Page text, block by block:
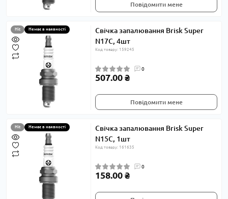
Повідомити мене
Hit Немає в наявності
Свічка запалювання Brisk Super
N17C, 4шт
Код товару: 159245
0
507.00 ₴
Повідомити мене
Hit Немає в наявності
Свічка запалювання Brisk Super
N15C, 1шт
Код товару: 161635
0
158.00 ₴